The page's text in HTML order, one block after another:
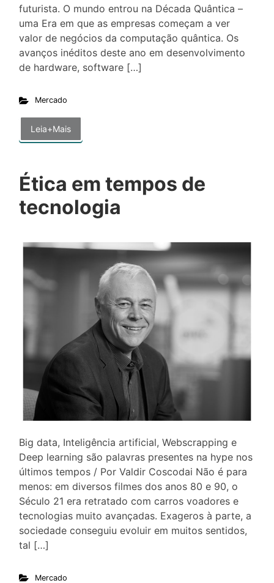
futurista. O mundo entrou na Década Quântica –
uma Era em que as empresas começam a ver
valor de negócios da computação quântica. Os
avanços inéditos deste ano em desenvolvimento
de hardware, software […]
Mercado
Leia+Mais
Ética em tempos de
tecnologia
Big data, Inteligência artificial, Webscrapping e
Deep learning são palavras presentes na hype nos
últimos tempos / Por Valdir Coscodai Não é para
menos: em diversos filmes dos anos 80 e 90, o
Século 21 era retratado com carros voadores e
tecnologias muito avançadas. Exageros à parte, a
sociedade conseguiu evoluir em muitos sentidos,
tal […]
Mercado